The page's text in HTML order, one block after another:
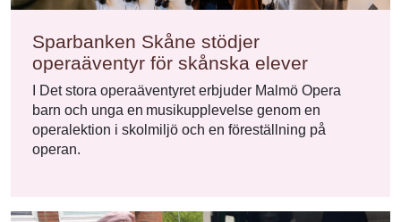
Sparbanken Skåne stödjer
operaäventyr för skånska elever
I Det stora operaäventyret erbjuder Malmö Opera
barn och unga en musikupplevelse genom en
operalektion i skolmiljö och en föreställning på
operan.